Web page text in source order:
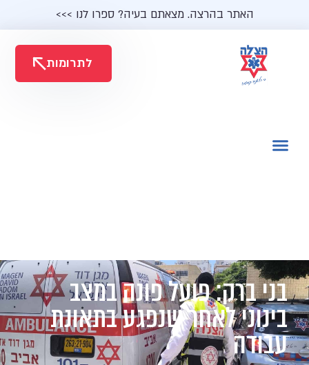
האתר בהרצה. מצאתם בעיה? ספרו לנו >>>
לתרומות
בני ברק: פועל פונה במצב
בינוני לאחר שנפגע בתאונת
עבודה